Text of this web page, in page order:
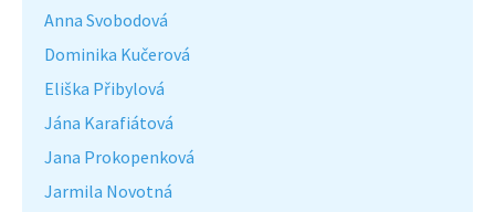
Anna Svobodová
Dominika Kučerová
Eliška Přibylová
Jána Karafiátová
Jana Prokopenková
Jarmila Novotná